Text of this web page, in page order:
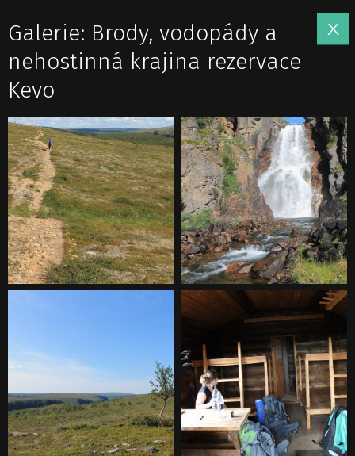
Galerie: Brody, vodopády a
nehostinná krajina rezervace
Kevo